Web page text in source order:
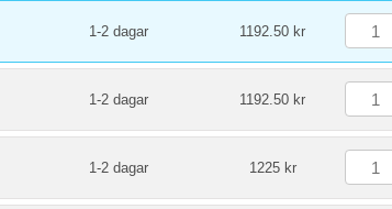
1-2 dagar 1192.50 kr
1-2 dagar 1192.50 kr
1-2 dagar 1225 kr